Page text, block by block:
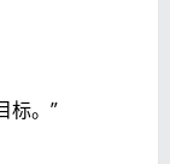
标。”